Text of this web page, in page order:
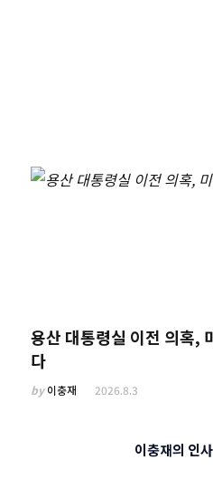
용산 대통령실 이전 의혹,
다
by이충재 2026.8.3
이충재의 인